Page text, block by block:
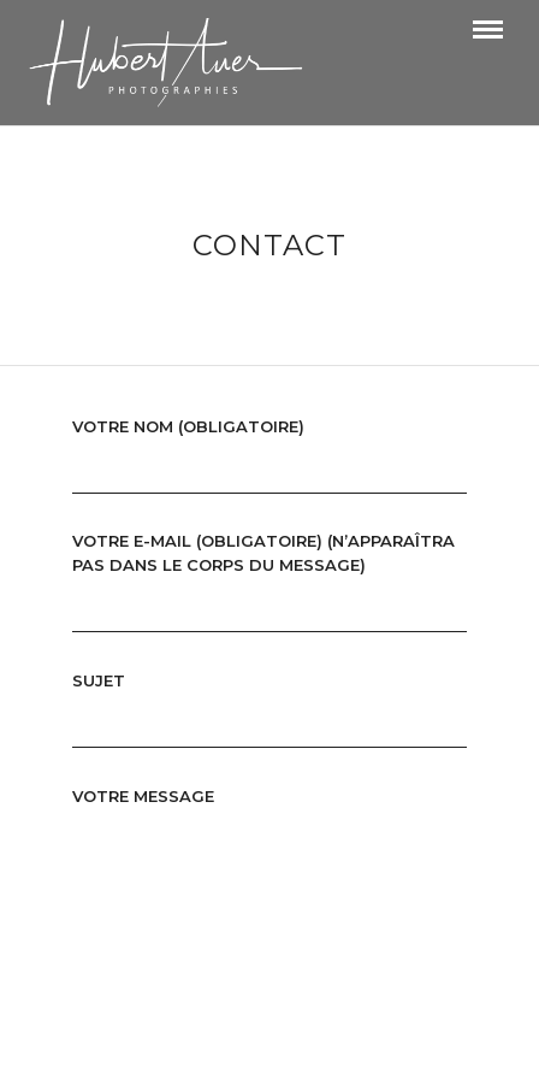
CONTACT
VOTRE NOM (OBLIGATOIRE)
VOTRE E-MAIL (OBLIGATOIRE) (N’APPARAÎTRA
PAS DANS LE CORPS DU MESSAGE)
SUJET
VOTRE MESSAGE